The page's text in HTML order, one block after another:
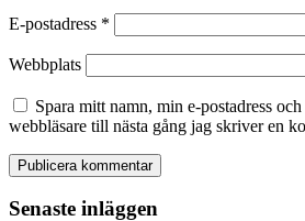
E-postadress *
Webbplats
Spara mitt namn, min e-postadress
webbläsare till nästa gång jag skriver en
Senaste inläggen